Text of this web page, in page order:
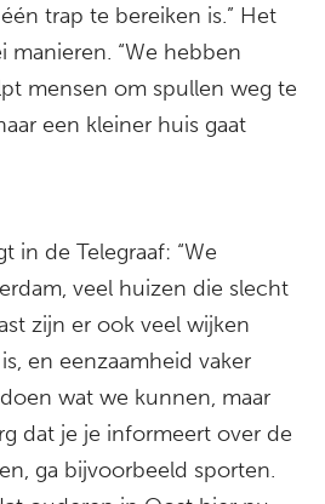
trap te bereiken is.” Het
“We hebben
mensen om spullen weg te
een kleiner huis gaat
in de Telegraaf: “We
veel huizen die slecht
zijn er ook veel wijken
en eenzaamheid vaker
wat we kunnen, maar
dat je je informeert over de
ga bijvoorbeeld sporten.